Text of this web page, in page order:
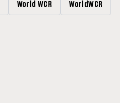
World WCR WorldWCR